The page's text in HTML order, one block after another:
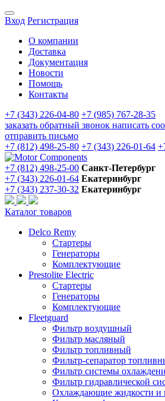
Вход Регистрация
О компании
Доставка
Документация
Новости
Помощь
Контакты
+7 (343) 226-04-80 +7 (985) 767-28-35
заказать обратный звонок написать
отправить письмо
+7 (812) 498-25-80 +7 (343) 226-01-64
+7 (812) 498-25-00 Санкт-Петербург
+7 (343) 226-01-64 Екатеринбург
+7 (343) 237-30-32 Екатеринбург
Каталог товаров
Delco Remy
Стартеры
Генераторы
Комплектующие
Prestolite Electric
Стартеры
Генераторы
Комплектующие
Fleetguard
Фильтр воздушный
Фильтр масляный
Фильтр топливный
Фильтр-сепаратор
Фильтр системы
Фильтр гидравлической
Охлаждающие жидкости и